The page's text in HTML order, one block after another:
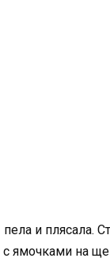
и плясала.
ямочками на